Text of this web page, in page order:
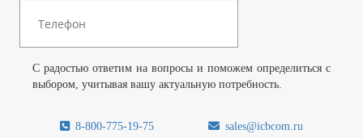
С радостью ответим на вопросы и поможем определиться с
выбором, учитывая вашу актуальную потребность.
8-800-775-19-75 sales@icbcom.ru